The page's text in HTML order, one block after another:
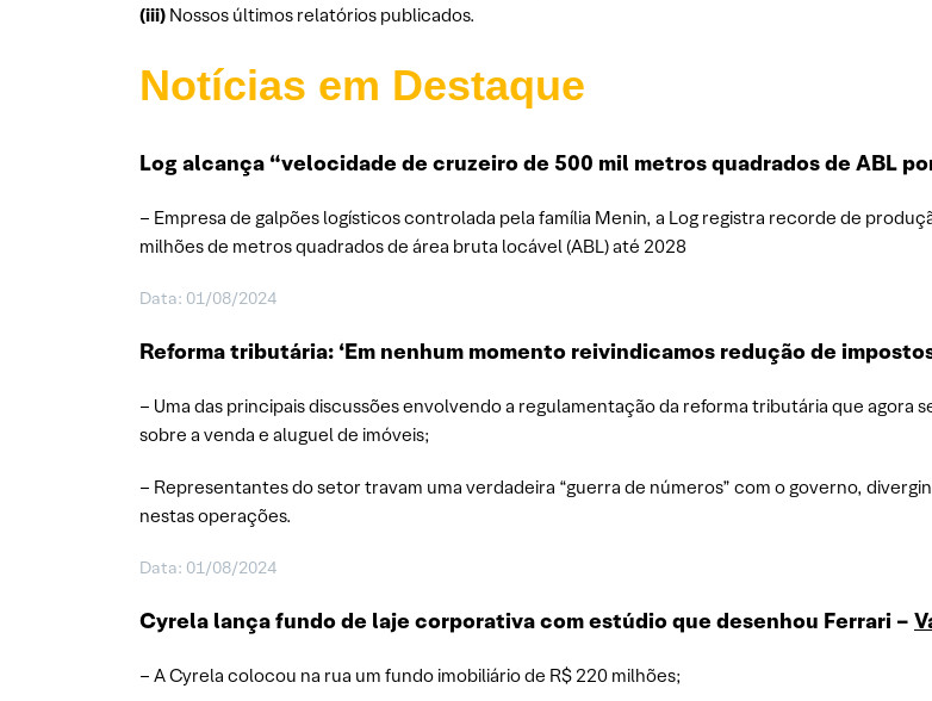
(iii) Nossos últimos relatórios publicados.
Notícias em Destaque
Log alcança “velocidade de cruzeiro de 500 mil metros quadrados de ABL
– Empresa de galpões logísticos controlada pela família Menin, a Log registra recorde de
milhões de metros quadrados de área bruta locável (ABL) até 2028
Data: 01/08/2024
Reforma tributária: ‘Em nenhum momento reivindicamos redução de
– Uma das principais discussões envolvendo a regulamentação da reforma tributária que agora
sobre a venda e aluguel de imóveis;
– Representantes do setor travam uma verdadeira “guerra de números” com o governo,
nestas operações.
Data: 01/08/2024
Cyrela lança fundo de laje corporativa com estúdio que desenhou Ferrari –
– A Cyrela colocou na rua um fundo imobiliário de R$ 220 milhões;